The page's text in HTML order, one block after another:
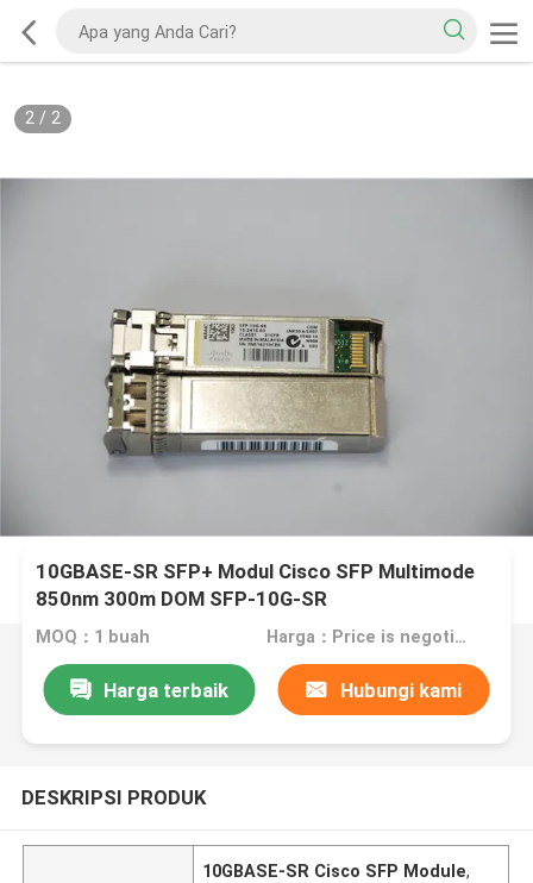
2/ 2
10GBASE-SR SFP+ Modul Cisco SFP Multimode
850nm 300m DOM SFP-10G-SR
MOQ：1 buah Harga：Price is negotiable
Harga terbaik Hubungi kami
DESKRIPSI PRODUK
10GBASE-SR Cisco SFP Module,